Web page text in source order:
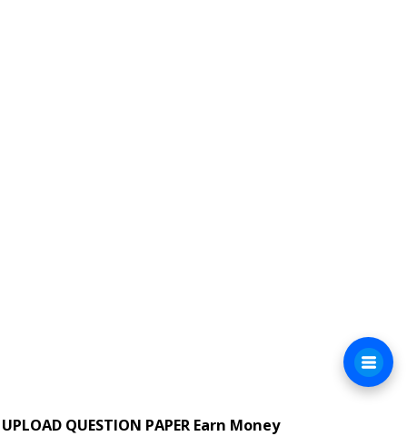
UPLOAD QUESTION PAPER Earn Money